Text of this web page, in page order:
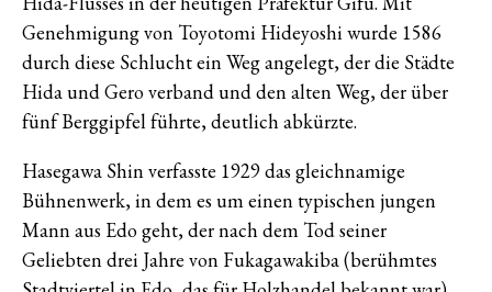
Genehmigung von Toyotomi Hideyoshi wurde 1586
durch diese Schlucht ein Weg angelegt, der die Städte
Hida und Gero verband und den alten Weg, der über
fünf Berggipfel führte, deutlich abkürzte.
Hasegawa Shin verfasste 1929 das gleichnamige
Bühnenwerk, in dem es um einen typischen jungen
Mann aus Edo geht, der nach dem Tod seiner
Geliebten drei Jahre von Fukagawakiba (berühmtes